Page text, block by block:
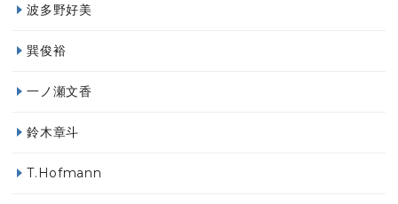
波多野好美
巽俊裕
一ノ瀬文香
鈴木章斗
T.Hofmann